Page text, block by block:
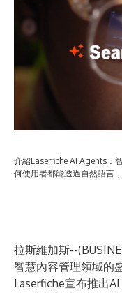
介紹Laserfiche AI Agents：
何使用者都能透過自然語言
拉斯維加斯--(
智慧內容管理領域的
Laserfiche宣布推出